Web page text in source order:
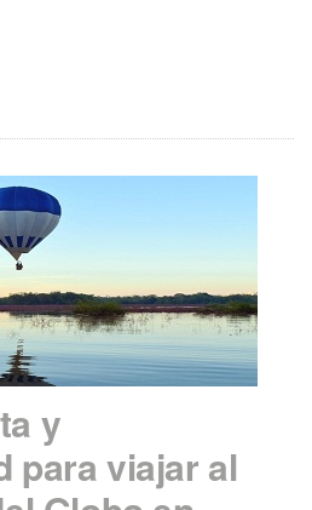
y
para viajar al